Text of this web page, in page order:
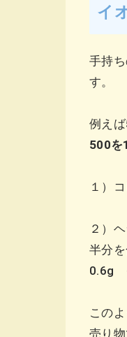
イ
手持
す。
例えば
500を
１）
２）
半分
0.6g
この
売り